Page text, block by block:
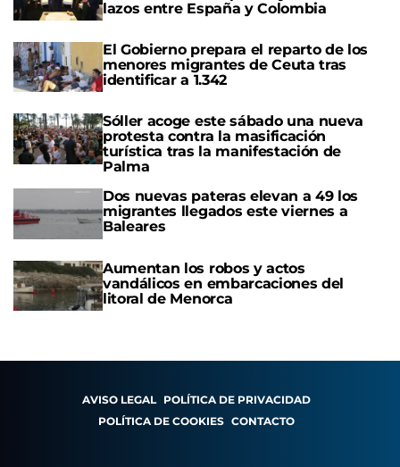
lazos entre España y Colombia
El Gobierno prepara el reparto de los
menores migrantes de Ceuta tras
identificar a 1.342
Sóller acoge este sábado una nueva
protesta contra la masificación
turística tras la manifestación de
Palma
Dos nuevas pateras elevan a 49 los
migrantes llegados este viernes a
Baleares
Aumentan los robos y actos
vandálicos en embarcaciones del
litoral de Menorca
AVISO LEGAL POLÍTICA DE PRIVACIDAD
POLÍTICA DE COOKIES CONTACTO